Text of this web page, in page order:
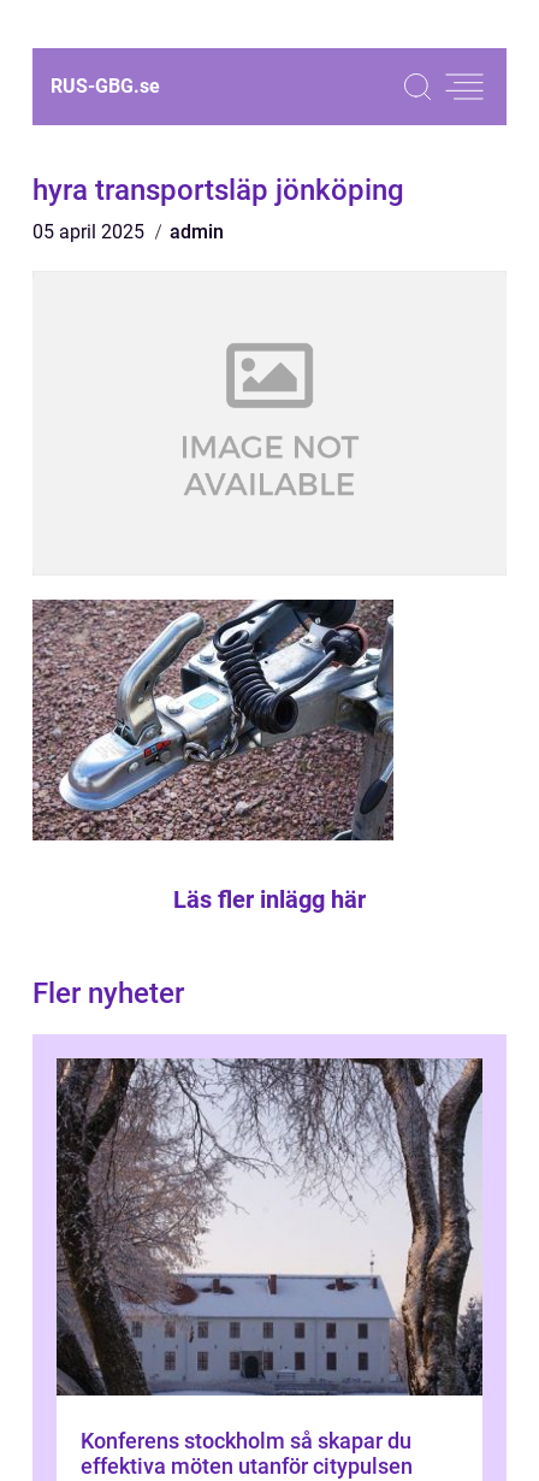
RUS-GBG.se
hyra transportsläp jönköping
05 april 2025 admin
Läs fler inlägg här
Fler nyheter
Konferens stockholm så skapar du
effektiva möten utanför citypulsen